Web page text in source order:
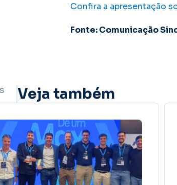
Confira a apresentação
Fonte: Comunicação
Veja também